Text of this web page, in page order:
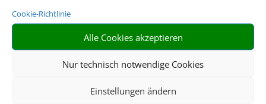
Cookie-Richtlinie
Alle Cookies akzeptieren
Nur technisch notwendige Cookies
Einstellungen ändern
Impressum
In|Service|Blacklisted Airlines|AGB|
Barrierefreiheitserklärung
©2026 • Schmetterling